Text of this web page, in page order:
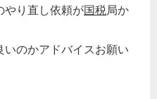
やり直し依頼が国税局か
のかアドバイスお願い